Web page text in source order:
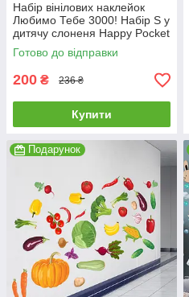
Набір вінілових наклейок
Любимо Тебе 3000! Набір S у
дитячу слоненя Happy Pocket
Чорний матовий HP-093S-
070M
Готово до відправки
200 ₴ 236 ₴
Купити
Подарунок